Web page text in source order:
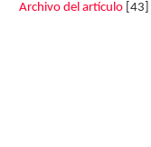
Archivo del artículo [43]